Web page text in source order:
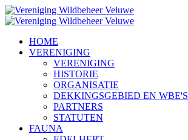
HOME
VERENIGING
VERENIGING
HISTORIE
ORGANISATIE
DEKKINGSGEBIED EN WBE'S
PARTNERS
STATUTEN
FAUNA